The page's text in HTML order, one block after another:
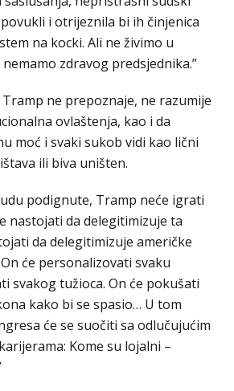
i otrijeznila bi ih činjenica
na kocki. Ali ne živimo u
zdravog predsjednika.”
ne prepoznaje, ne razumije
ovlaštenja, kao i da
moć i svaki sukob vidi kao lični
ili biva uništen.
podignute, Tramp neće igrati
nastojati da delegitimizuje ta
da delegitimizuje američke
će personalizovati svaku
svakog tužioca. On će pokušati
kako bi se spasio… U tom
će se suočiti sa odlučujućim
Kome su lojalni –